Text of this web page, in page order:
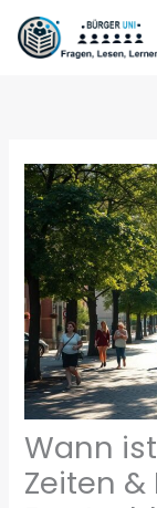
Zum
Inhalt
springen
Wann
Zeiten &